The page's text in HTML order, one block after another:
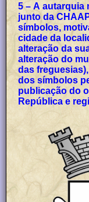
5 – A autarquia
junto da
símbolos,
cidade da
alteração da
alteração do
das
dos símbolos
publicação do
República e